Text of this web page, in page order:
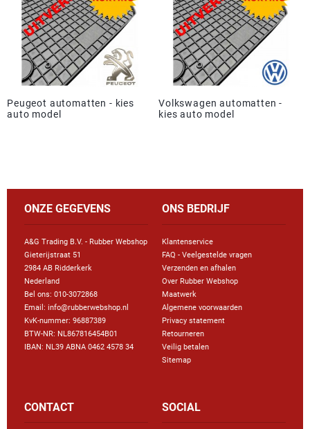
Peugeot automatten - kies
auto model
Volkswagen automatten -
kies auto model
ONZE GEGEVENS
A&G Trading B.V. - Rubber Webshop
Gieterijstraat 51
2984 AB Ridderkerk
Nederland
Bel ons: 010-3072868
Email: info@rubberwebshop.nl
KvK-nummer: 96887389
BTW-NR: NL867816454B01
IBAN: NL39 ABNA 0462 4578 34
ONS BEDRIJF
Klantenservice
FAQ - Veelgestelde vragen
Verzenden en afhalen
Over Rubber Webshop
Maatwerk
Algemene voorwaarden
Privacy statement
Retourneren
Veilig betalen
Sitemap
CONTACT SOCIAL